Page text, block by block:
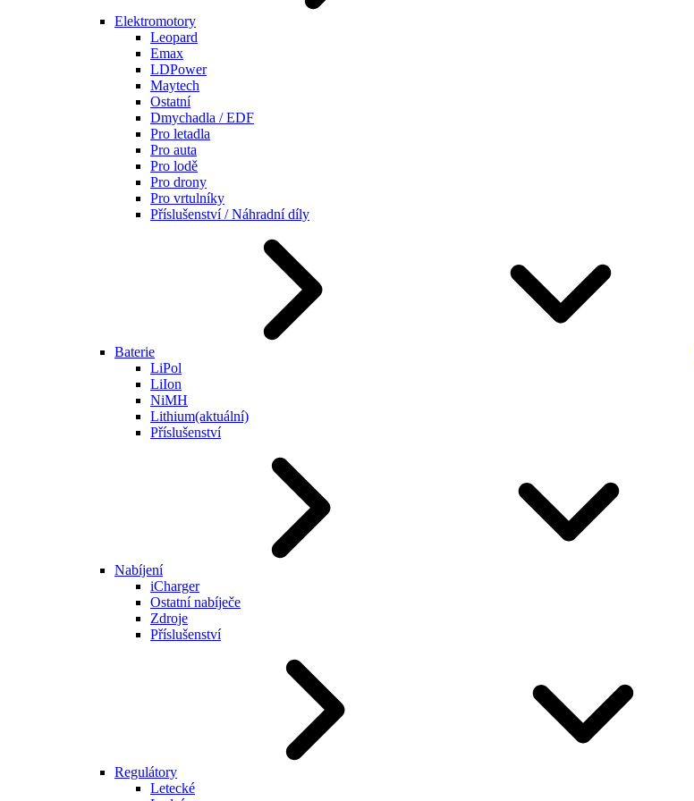
Elektromotory
Leopard
Emax
LDPower
Maytech
Ostatní
Dmychadla / EDF
Pro letadla
Pro auta
Pro lodě
Pro drony
Pro vrtulníky
Příslušenství / Náhradní díly
Baterie
LiPol
LiIon
NiMH
Lithium(aktuální)
Příslušenství
Nabíjení
iCharger
Ostatní nabíječe
Zdroje
Příslušenství
Regulátory
Letecké